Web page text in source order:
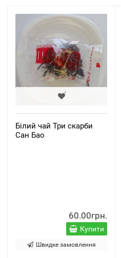
Білий чай Три скарби
Сан Бао
60.00грн.
Купити
Швидке замовлення